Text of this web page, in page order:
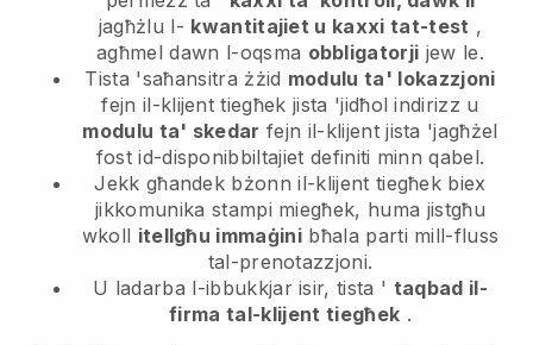
jagħżlu l- kwantitajiet u kaxxi tat-test ,
agħmel dawn l-oqsma obbligatorji jew le.
Tista 'saħansitra żżid modulu ta' lokazzjoni
fejn il-klijent tiegħek jista 'jidħol indirizz u
modulu ta' skedar fejn il-klijent jista 'jagħżel
fost id-disponibbiltajiet definiti minn qabel.
Jekk għandek bżonn il-klijent tiegħek biex
jikkomunika stampi miegħek, huma jistgħu
wkoll itellgħu immaġini bħala parti mill-fluss
tal-prenotazzjoni.
U ladarba l-ibbukkjar isir, tista ' taqbad il-
firma tal-klijent tiegħek .